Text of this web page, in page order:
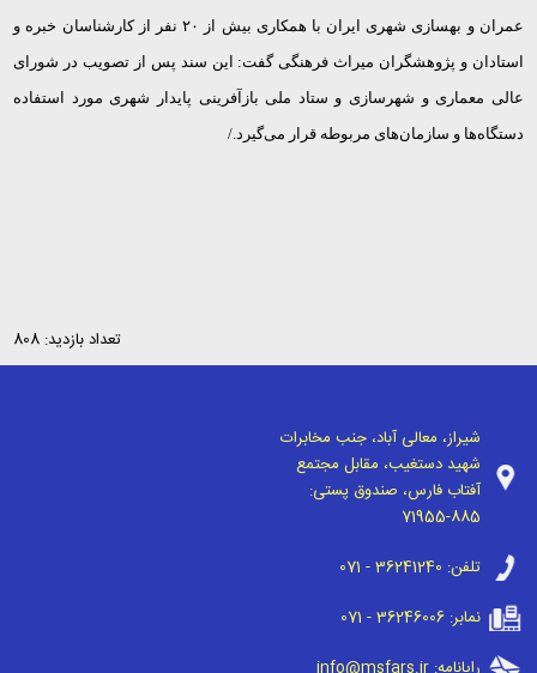
عمران و بهسازی شهری ایران با همکاری بیش از
۲۰نفر از کارشناسان خبره و
استادان و پژوهشگران میراث فرهنگی گفت: این سند پس از تصویب در شورای
عالی معماری و شهرسازی و ستاد ملی بازآفرینی پایدار شهری مورد استفاده
دستگاه‌ها و سازمان‌های مربوطه قرار می‌گیرد./
تعداد بازدید: 808
شیراز، معالی آباد، جنب مخابرات
شهید دستغیب، مقابل مجتمع
آفتاب فارس، صندوق پستی:
71955-885
تلفن: 071 - 36241240
نمابر:071 - 36246006